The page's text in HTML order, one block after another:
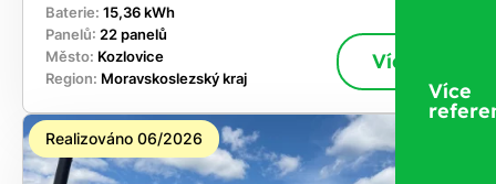
Baterie: 15,36 kWh
Panelů: 22 panelů
Město: Kozlovice
Region: Moravskoslezský kraj
Více
Realizováno 06/2026
Více